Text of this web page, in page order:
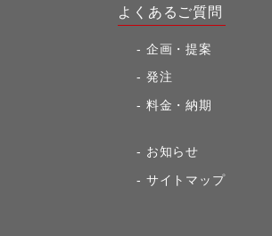
よくあるご質問
企画・提案
発注
料金・納期
お知らせ
サイトマップ